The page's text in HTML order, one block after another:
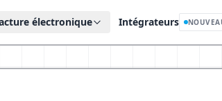
électronique Intégrateurs